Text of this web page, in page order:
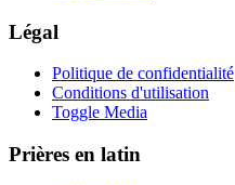
Légal
Politique de confidentialité
Conditions d'utilisation
Toggle Media
Prières en latin